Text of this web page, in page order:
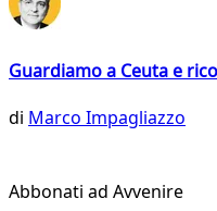
Guardiamo a Ceuta e
di Marco Impagliazzo
Abbonati ad Avvenire